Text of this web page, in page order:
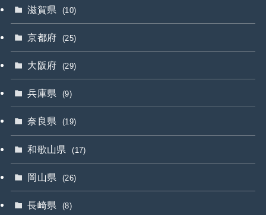
滋賀県 (10)
京都府 (25)
大阪府 (29)
兵庫県 (9)
奈良県 (19)
和歌山県 (17)
岡山県 (26)
長崎県 (8)